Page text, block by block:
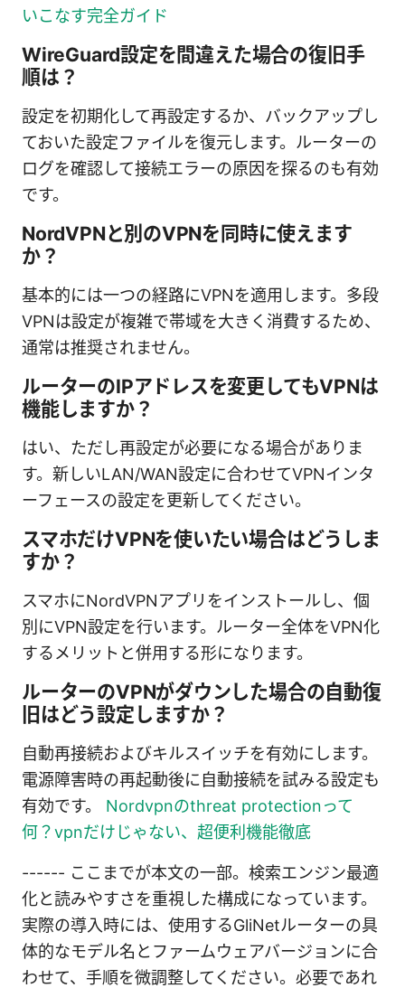
いこなす完全ガイド
WireGuard設定を間違えた場合の復旧手
順は？
設定を初期化して再設定するか、バックアップし
ておいた設定ファイルを復元します。ルーターの
ログを確認して接続エラーの原因を探るのも有効
です。
NordVPNと別のVPNを同時に使えます
か？
基本的には一つの経路にVPNを適用します。多段
VPNは設定が複雑で帯域を大きく消費するため、
通常は推奨されません。
ルーターのIPアドレスを変更してもVPNは
機能しますか？
はい、ただし再設定が必要になる場合がありま
す。新しいLAN/WAN設定に合わせてVPNインタ
ーフェースの設定を更新してください。
スマホだけVPNを使いたい場合はどうしま
すか？
スマホにNordVPNアプリをインストールし、個
別にVPN設定を行います。ルーター全体をVPN化
するメリットと併用する形になります。
ルーターのVPNがダウンした場合の自動復
旧はどう設定しますか？
自動再接続およびキルスイッチを有効にします。
電源障害時の再起動後に自動接続を試みる設定も
有効です。 Nordvpnのthreat protectionって
何？vpnだけじゃない、超便利機能徹底
------ ここまでが本文の一部。検索エンジン最適
化と読みやすさを重視した構成になっています。
実際の導入時には、使用するGliNetルーターの具
体的なモデル名とファームウェアバージョンに合
わせて、手順を微調整してください。必要であれ